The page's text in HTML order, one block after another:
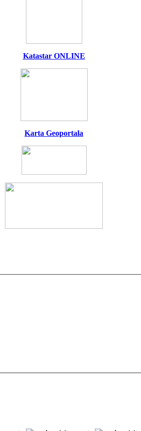
Katastar ONLINE
Karta Geoportala